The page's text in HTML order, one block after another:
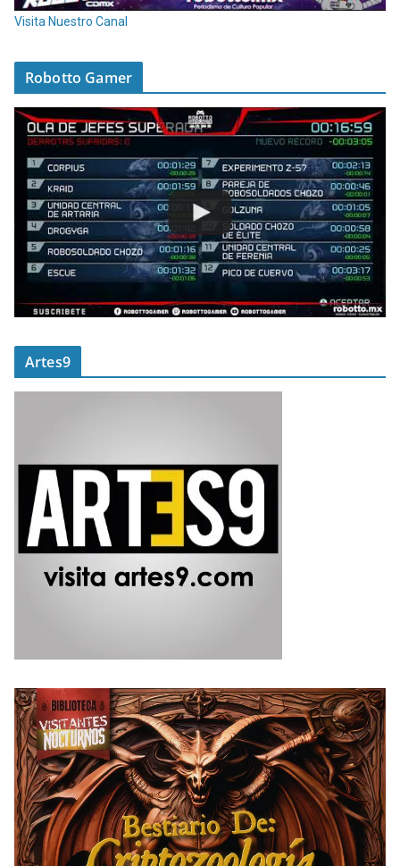
Visita Nuestro Canal
Robotto Gamer
Artes9